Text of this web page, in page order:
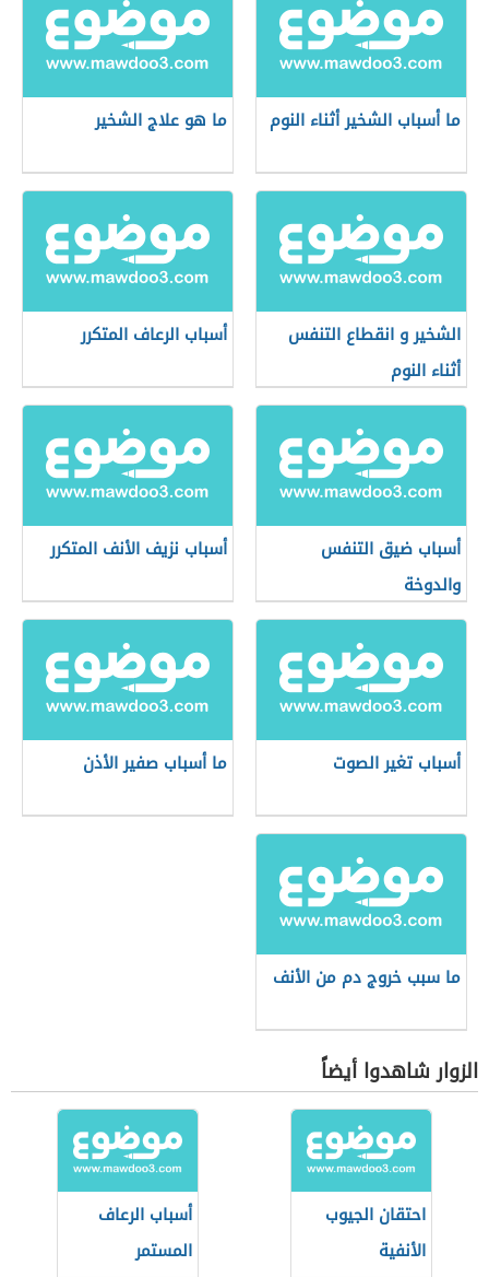
ما أسباب الشخير أثناء النوم ما هو علاج الشخير
الشخير و انقطاع التنفس
أثناء النوم
أسباب الرعاف المتكرر
أسباب ضيق التنفس
والدوخة
أسباب نزيف الأنف المتكرر
أسباب تغير الصوت ما أسباب صفير الأذن
ما سبب خروج دم من الأنف
الزوار شاهدوا أيضاً
احتقان الجيوب
الأنفية
أسباب الرعاف
المستمر